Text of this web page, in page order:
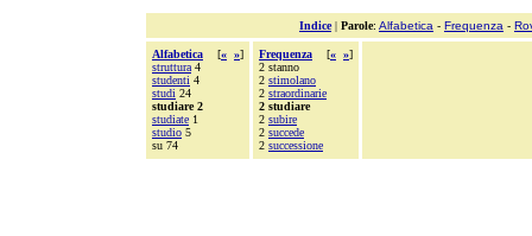
Indice| Parole: Alfabetica - Frequenza -
Alfabetica [« »]
struttura 4
studenti 4
studi 24
studiare 2
studiate 1
studio 5
su 74
Frequenza [« »]
2 stanno
2 stimolano
2 straordinarie
2 studiare
2 subire
2 succede
2 successione